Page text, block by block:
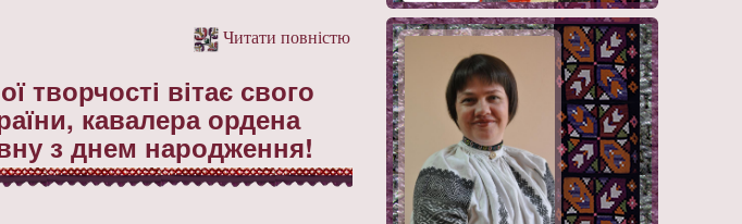
Читати повністю
творчості вітає свого
кавалера ордена
з днем народження!